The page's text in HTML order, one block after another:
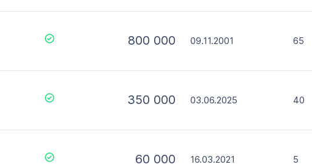
800 000 09.11.2001 65
350 000 03.06.2025 40
60 000 16.03.2021 5